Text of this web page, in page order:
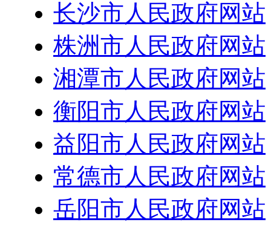
长沙市人民政府网站
株洲市人民政府网站
湘潭市人民政府网站
衡阳市人民政府网站
益阳市人民政府网站
常德市人民政府网站
岳阳市人民政府网站